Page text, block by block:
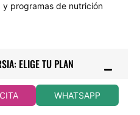
programas de nutrición
ELIGE TU PLAN
WHATSAPP